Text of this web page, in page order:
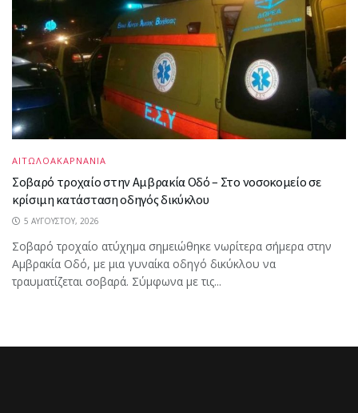
ΑΙΤΩΛΟΑΚΑΡΝΑΝΙΑ
Σοβαρό τροχαίο στην Αμβρακία Οδό – Στο νοσοκομείο σε
κρίσιμη κατάσταση οδηγός δικύκλου
5 ΑΥΓΟΎΣΤΟΥ, 2026
Σοβαρό τροχαίο ατύχημα σημειώθηκε νωρίτερα σήμερα στην
Αμβρακία Οδό, με μια γυναίκα οδηγό δικύκλου να
τραυματίζεται σοβαρά. Σύμφωνα με τις...